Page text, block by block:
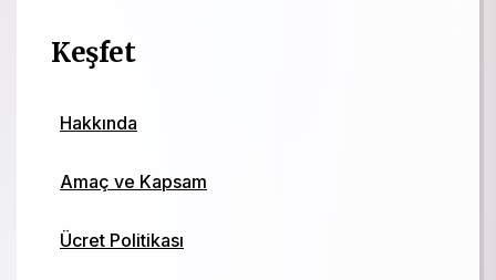
Keşfet
Hakkında
Amaç ve Kapsam
Ücret Politikası